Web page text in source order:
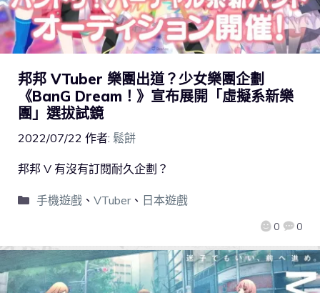
邦邦 VTuber 樂團出道？少女樂團企劃
《BanG Dream！》宣布展開「虛擬系新樂
團」選拔試鏡
2022/07/22 作者: 鬆餅
0 0
邦邦 V 有沒有訂閱耐久企劃？
手機遊戲、 VTuber、 日本遊戲